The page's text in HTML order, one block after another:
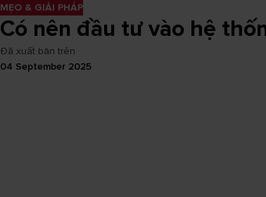
MẸO & GIẢI PHÁP
Có nên đầu tư vào hệ
Đã xuất bản trên
04 September 2025